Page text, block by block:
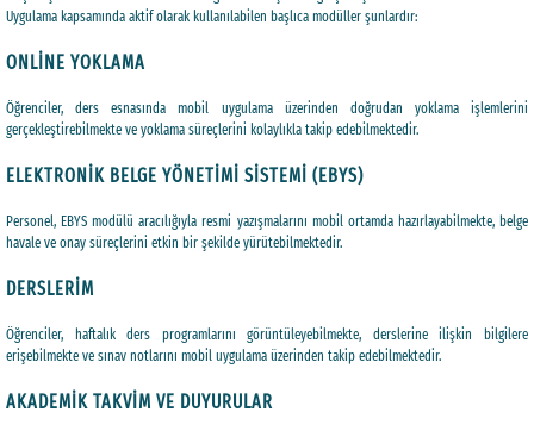
Uygulama kapsamında aktif olarak kullanılabilen başlıca modüller şunlardır:
ONLİNE YOKLAMA
Öğrenciler, ders esnasında mobil uygulama üzerinden doğrudan yoklama işlemlerini
gerçekleştirebilmekte ve yoklama süreçlerini kolaylıkla takip edebilmektedir.
ELEKTRONİK BELGE YÖNETİMİ SİSTEMİ (EBYS)
Personel, EBYS modülü aracılığıyla resmi yazışmalarını mobil ortamda hazırlayabilmekte, belge
havale ve onay süreçlerini etkin bir şekilde yürütebilmektedir.
DERSLERİM
Öğrenciler, haftalık ders programlarını görüntüleyebilmekte, derslerine ilişkin bilgilere
erişebilmekte ve sınav notlarını mobil uygulama üzerinden takip edebilmektedir.
AKADEMİK TAKVİM VE DUYURULAR